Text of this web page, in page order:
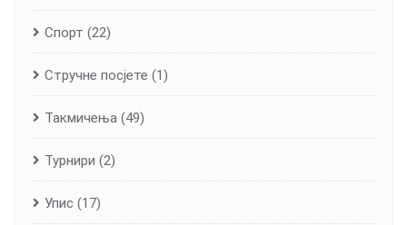
Спорт (22)
Стручне посјете (1)
Такмичења (49)
Турнири (2)
Упис (17)